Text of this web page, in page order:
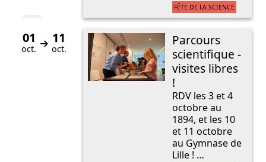
FÊTE DE LA SCIENCE
Du
01
oct. au
11
oct.
Parcours
scientifique -
visites libres
!
RDV les 3 et 4
octobre au
1894, et les 10
et 11 octobre
au Gymnase de
Lille ! …